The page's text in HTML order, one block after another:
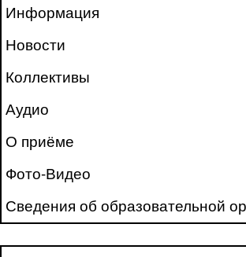
Информация
Новости
Коллективы
Аудио
О приёме
Фото-Видео
Сведения об образовательной